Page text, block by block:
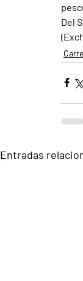
Del
Entradas